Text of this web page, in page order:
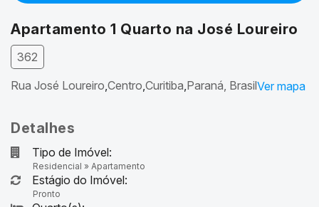
Apartamento 1 Quarto na José Loureiro
362
Rua José Loureiro Centro Curitiba Paraná, Brasil
Detalhes
Tipo de Imóvel:
Residencial » Apartamento
Estágio do Imóvel:
Pronto